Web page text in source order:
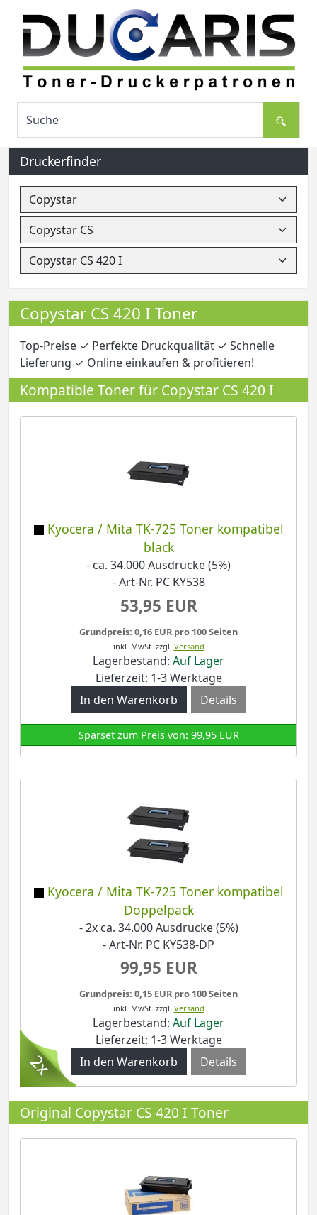
Druckerfinder
Copystar CS 420 I Toner
Top-Preise ✓ Perfekte Druckqualität ✓ Schnelle
Lieferung ✓ Online einkaufen & profitieren!
Kompatible Toner für Copystar CS 420 I
Kyocera / Mita TK-725 Toner kompatibel
black
- ca. 34.000 Ausdrucke (5%)
- Art-Nr. PC KY538
53,95 EUR
Grundpreis: 0,16 EUR pro 100 Seiten
inkl. MwSt. zzgl. Versand
Lagerbestand: Auf Lager
Lieferzeit: 1-3 Werktage
Details
Sparset zum Preis von: 99,95 EUR
Kyocera / Mita TK-725 Toner kompatibel
Doppelpack
- 2x ca. 34.000 Ausdrucke (5%)
- Art-Nr. PC KY538-DP
99,95 EUR
Grundpreis: 0,15 EUR pro 100 Seiten
inkl. MwSt. zzgl. Versand
Lagerbestand: Auf Lager
Lieferzeit: 1-3 Werktage
Details
Original Copystar CS 420 I Toner